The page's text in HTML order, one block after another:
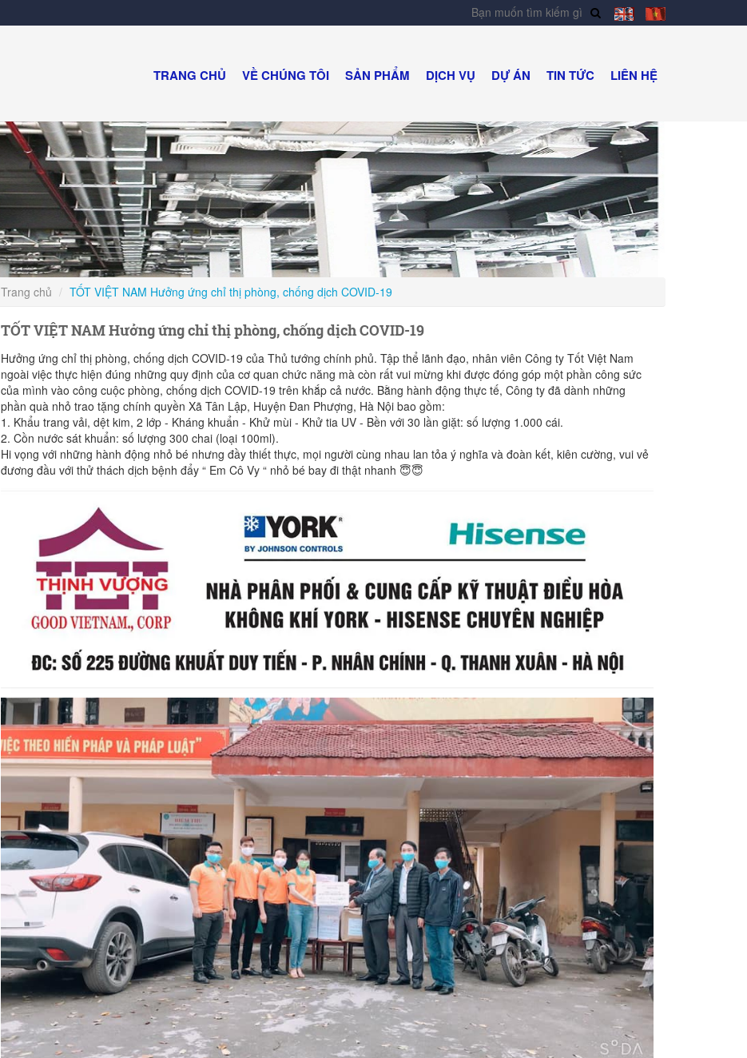
TRANG CHỦ VỀ CHÚNG TÔI SẢN PHẨM DỊCH VỤ DỰ ÁN TIN TỨC LIÊN HỆ
Trang chủ TỐT VIỆT NAM Hưởng ứng chỉ thị phòng, chống dịch COVID-19
TỐT VIỆT NAM Hưởng ứng chỉ thị phòng, chống dịch COVID-19
Hưởng ứng chỉ thị phòng, chống dịch COVID-19 của Thủ tướng chính phủ. Tập thể lãnh đạo, nhân viên Công ty Tốt Việt Nam
ngoài việc thực hiện đúng những quy định của cơ quan chức năng mà còn rất vui mừng khi được đóng góp một phần công sức
của mình vào công cuộc phòng, chống dịch COVID-19 trên khắp cả nước. Bằng hành động thực tế, Công ty đã dành những
phần quà nhỏ trao tặng chính quyền Xã Tân Lập, Huyện Đan Phượng, Hà Nội bao gồm:
1. Khẩu trang vải, dệt kim, 2 lớp - Kháng khuẩn - Khử mùi - Khử tia UV - Bền với 30 lần giặt: số lượng 1.000 cái.
2. Cồn nước sát khuẩn: số lượng 300 chai (loại 100ml).
Hi vọng với những hành động nhỏ bé nhưng đầy thiết thực, mọi người cùng nhau lan tỏa ý nghĩa và đoàn kết, kiên cường, vui vẻ
đương đầu với thử thách dịch bệnh đẩy “ Em Cô Vy “ nhỏ bé bay đi thật nhanh 😇😇